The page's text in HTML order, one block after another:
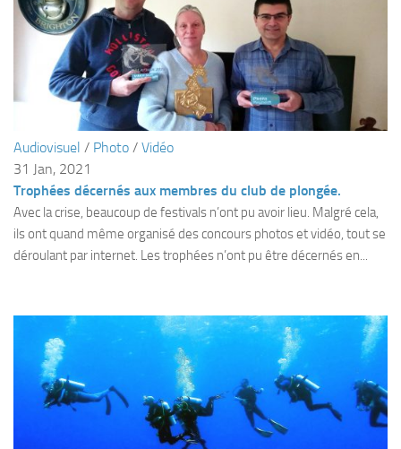
Bienvenue
Contacts
Documents utiles
Encadrement
Historique
ECOLE DE PLONGEE
Formations
Jeune plongeur
Plongeur N3
Maintien des acquis
Guide de palanquée N4
Audiovisuel / Photo / Vidéo
31 Jan, 2021
Trophées décernés aux membres du club de plongée.
Avec la crise, beaucoup de festivals n’ont pu avoir lieu. Malgré cela,
ils ont quand même organisé des concours photos et vidéo, tout se
déroulant par internet. Les trophées n’ont pu être décernés en...